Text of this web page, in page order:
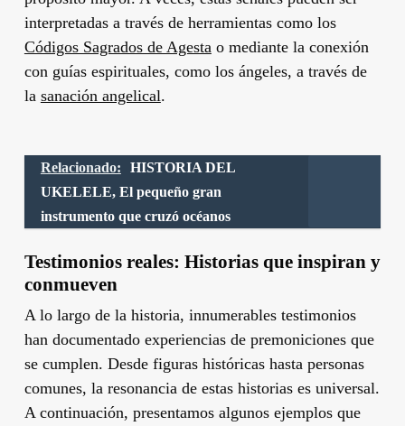
interpretadas a través de herramientas como los
Códigos Sagrados de Agesta o mediante la conexión
con guías espirituales, como los ángeles, a través de
la sanación angelical.
Relacionado:
HISTORIA DEL
UKELELE, El pequeño gran
instrumento que cruzó océanos
Testimonios reales: Historias que inspiran y
conmueven
A lo largo de la historia, innumerables testimonios
han documentado experiencias de premoniciones que
se cumplen. Desde figuras históricas hasta personas
comunes, la resonancia de estas historias es universal.
A continuación, presentamos algunos ejemplos que